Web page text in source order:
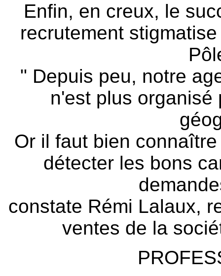
Enfin, en creux, le
recrutement
" Depuis peu, notre
n'est plus organisé
Or il faut bien
détecter les bons
constate Rémi Lalaux,
ventes de la